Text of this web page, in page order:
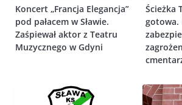
Koncert „Francja Elegancja”
pod pałacem w Sławie.
Zaśpiewał aktor z Teatru
Muzycznego w Gdyni
Ścieżka
gotowa.